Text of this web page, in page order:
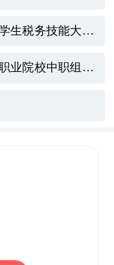
我校荣获2022年河北省职业院校学生税务技能大赛一等奖-河北商贸学校
河北商贸学校承办2023年河北省职业院校中职组电子商务技能比赛并获佳绩